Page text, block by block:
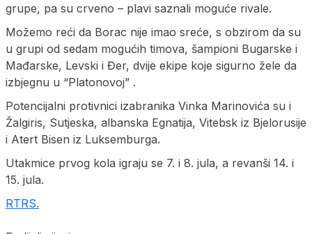
grupe, pa su crveno – plavi saznali moguće rivale.
Možemo reći da Borac nije imao sreće, s obzirom da su
u grupi od sedam mogućih timova, šampioni Bugarske i
Mađarske, Levski i Đer, dvije ekipe koje sigurno žele da
izbjegnu u “Platonovoj” .
Potencijalni protivnici izabranika Vinka Marinovića su i
Žalgiris, Sutjeska, albanska Egnatija, Vitebsk iz Bjelorusije
i Atert Bisen iz Luksemburga.
Utakmice prvog kola igraju se 7. i 8. jula, a revanši 14. i
15. jula.
RTRS.